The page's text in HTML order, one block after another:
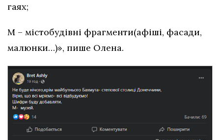
гаях;
М – містобудівні фрагменти(афіші, фасади,
малюнки…)», пише Олена.